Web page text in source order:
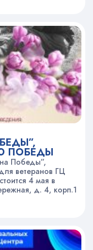
ПОБЕДЫ
Победы”,
ветеранов ГЦ
4 мая в
д. 4, корп.1